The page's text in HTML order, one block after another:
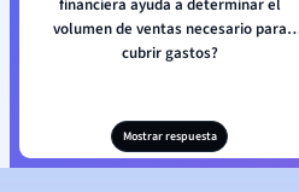
financiera ayuda a determinar el
volumen de ventas necesario para
cubrir gastos?
Mostrar respuesta